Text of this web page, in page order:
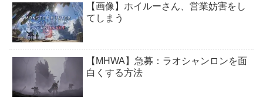
【画像】ホイルーさん、営業妨害をし
てしまう
【MHWA】急募：ラオシャンロンを面
白くする方法